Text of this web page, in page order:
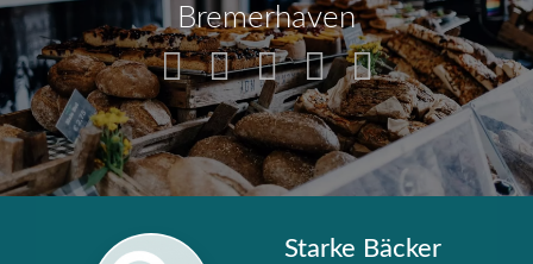
Bremerhaven
Starke Bäcker